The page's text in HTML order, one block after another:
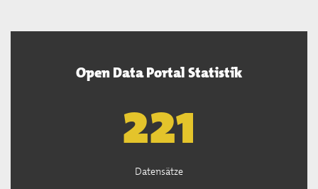
Open Data Portal Statistik
222
Datensätze